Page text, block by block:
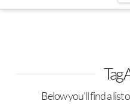
Tag
Below you'll find a list